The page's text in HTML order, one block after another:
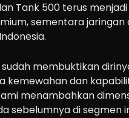
Tank 500 terus
sementara
sudah membuktikan
kemewahan dan
menambahkan
sebelumnya di segmen